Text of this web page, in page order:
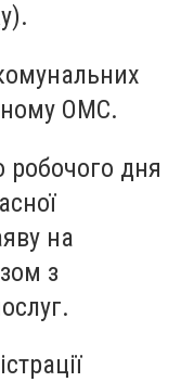
ОМС.
робочого дня
на
з